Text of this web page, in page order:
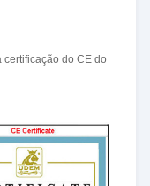
certificação do CE do